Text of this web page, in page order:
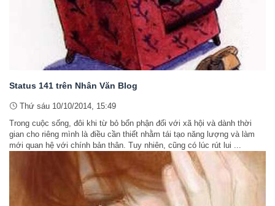
Status 141 trên Nhân Văn Blog
Thứ sáu 10/10/2014, 15:49
Trong cuộc sống, đôi khi từ bỏ bổn phận đối với xã hội và dành thời
gian cho riêng mình là điều cần thiết nhằm tái tạo năng lượng và làm
mới quan hệ với chính bản thân. Tuy nhiên, cũng có lúc rút lui ...